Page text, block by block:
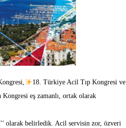
18. Türkiye Acil Tıp Kongresi ve
eş zamanlı, ortak olarak
olarak belirledik. Acil servisin zor, özveri